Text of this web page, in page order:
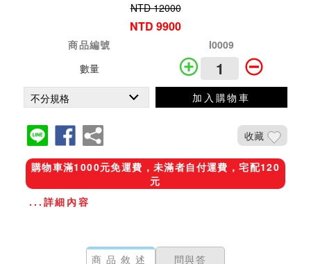
NTD 12000
NTD 9900
商品編號
I0009
數量
加入購物車
收藏
購物車滿1000元免運費，未滿者自付運費，宅配120
元
...詳細內容
商品敘述 問與答